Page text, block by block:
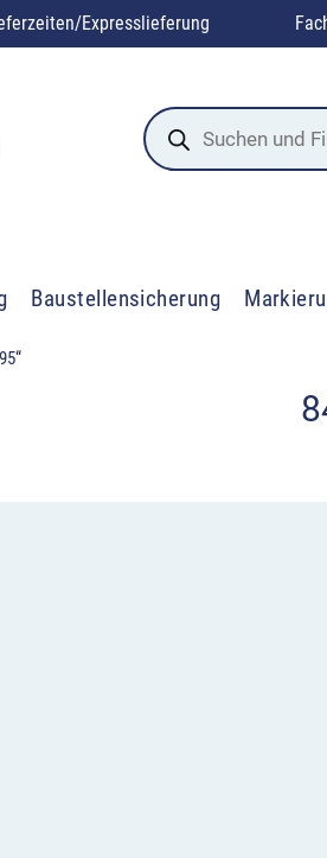
Expresslieferung
Products
search
Baustellensicherung